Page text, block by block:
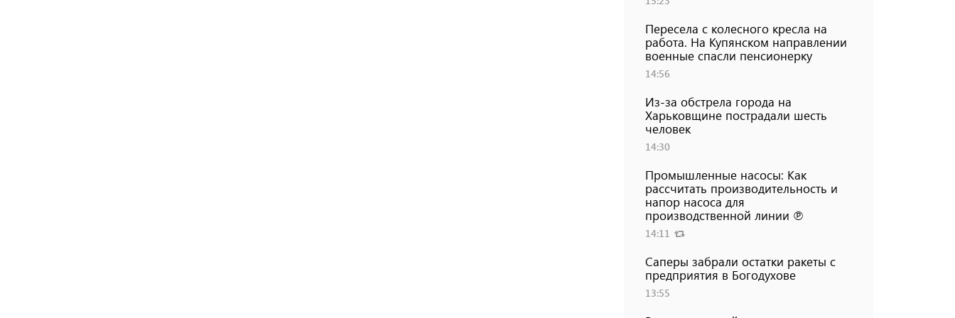
Пересела с колесного кресла на
работа. На Купянском направлении
военные спасли пенсионерку
14:56
Из-за обстрела города на
Харьковщине пострадали шесть
человек
14:30
Промышленные насосы: Как
рассчитать производительность и
напор насоса для
производственной линии ℗
14:11
Саперы забрали остатки ракеты с
предприятия в Богодухове
13:55